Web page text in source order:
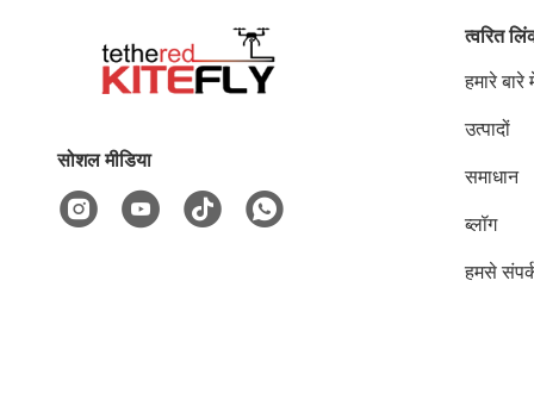
सोशल मीडिया
त्वरित
हमारे बारे
उत्पादों
समाधान
ब्लॉग
हमसे